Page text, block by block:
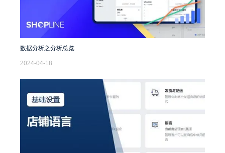
数据分析之分析总览
2024-04-18